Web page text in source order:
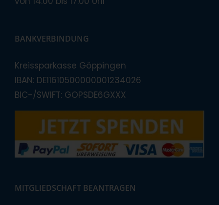
BANKVERBINDUNG
Kreissparkasse Göppingen
IBAN: DE11610500000001234026
BIC-/SWIFT: GOPSDE6GXXX
MITGLIEDSCHAFT BEANTRAGEN